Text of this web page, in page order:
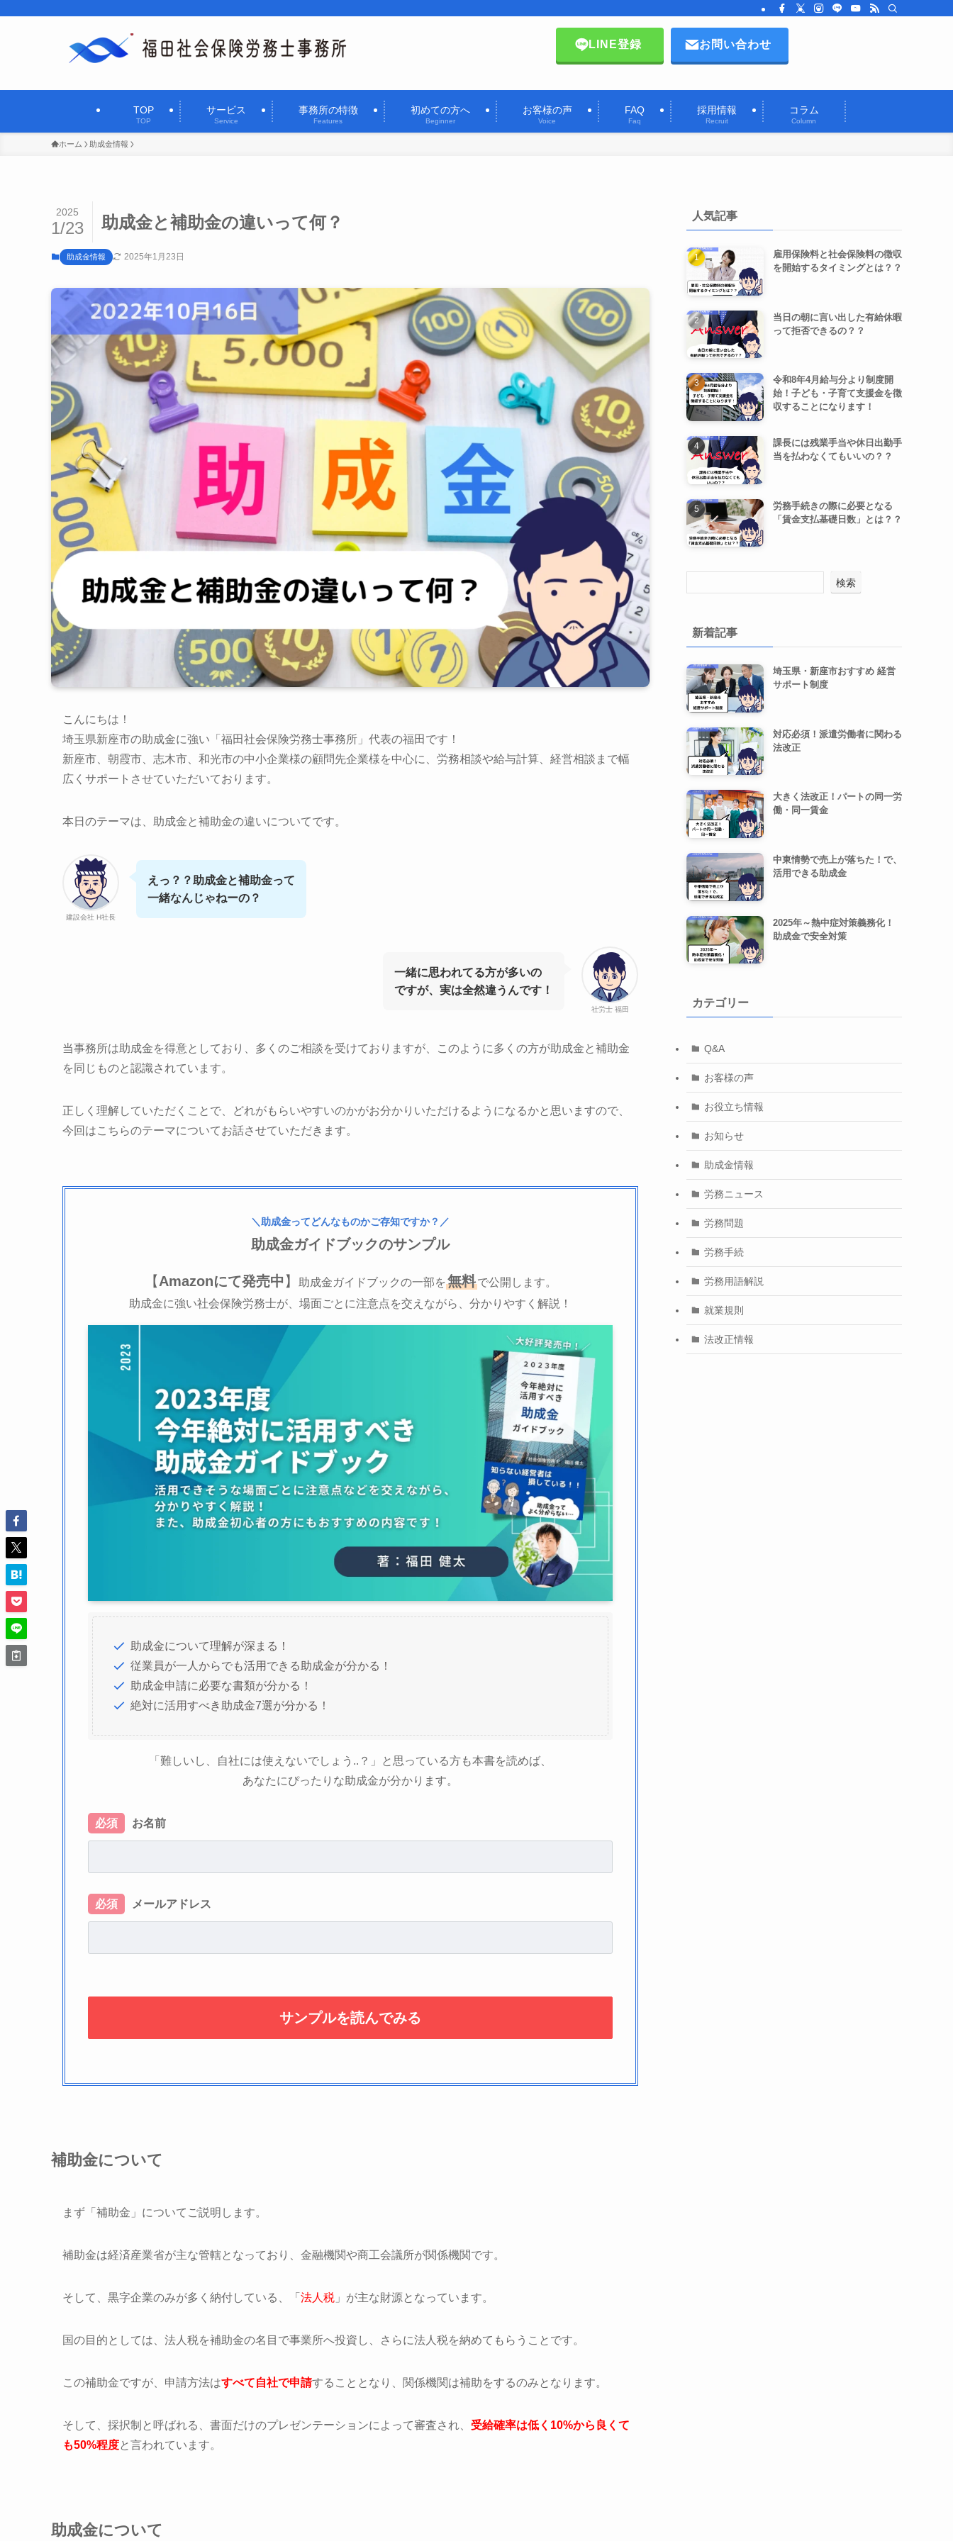
TOP
TOP
サービス
Service
事務所の特徴
Features
初めての方へ
Beginner
お客様の声
Voice
FAQ
Faq
採用情報
Recruit
コラム
Column
LINE登録 お問い合わせ
ホーム 助成金情報
助成金と補助金の違いって何？
2025
1/23
助成金情報 2025年1月23日
こんにちは！
埼玉県新座市の助成金に強い「福田社会保険労務士事務所」代表の福田です！
新座市、朝霞市、志木市、和光市の中小企業様の顧問先企業様を中心に、労務相談や給与計算、経営相談まで幅
広くサポートさせていただいております。
本日のテーマは、助成金と補助金の違いについてです。
建設会社 H社長
えっ？？助成金と補助金って
一緒なんじゃねーの？
社労士 福田
一緒に思われてる方が多いの
ですが、実は全然違うんです！
当事務所は助成金を得意としており、多くのご相談を受けておりますが、このように多くの方が助成金と補助金
を同じものと認識されています。
正しく理解していただくことで、どれがもらいやすいのかがお分かりいただけるようになるかと思いますので、
今回はこちらのテーマについてお話させていただきます。
＼助成金ってどんなものかご存知ですか？／
助成金ガイドブックのサンプル
【Amazonにて発売中 】 助成金ガイドブックの一部を 無料で公開します。
助成金に強い社会保険労務士が、場面ごとに注意点を交えながら、分かりやすく解説！
助成金について理解が深まる！
従業員が一人からでも活用できる助成金が分かる！
助成金申請に必要な書類が分かる！
絶対に活用すべき助成金7選が分かる！
「難しいし、自社には使えないでしょう..？」と思っている方も本書を読めば、
あなたにぴったりな助成金が分かります。
必須 お名前
必須 メールアドレス
補助金について
まず「補助金」についてご説明します。
補助金は経済産業省が主な管轄となっており、金融機関や商工会議所が関係機関です。
そして、黒字企業のみが多く納付している、「 法人税 」が主な財源となっています。
国の目的としては、法人税を補助金の名目で事業所へ投資し、さらに法人税を納めてもらうことです。
この補助金ですが、申請方法はすべて自社で申請することとなり、関係機関は補助をするのみとなります。
そして、採択制と呼ばれる、書面だけのプレゼンテーションによって審査され、 受給確率は低く10%から良くて
も50%程度と言われています。
助成金について
人気記事
雇用保険料と社会保険料の徴収
を開始するタイミングとは？？
当日の朝に言い出した有給休暇
って拒否できるの？？
令和8年4月給与分より制度開
始！子ども・子育て支援金を徴
収することになります！
課長には残業手当や休日出勤手
当を払わなくてもいいの？？
労務手続きの際に必要となる
「賃金支払基礎日数」とは？？
検索
新着記事
埼玉県・新座市おすすめ 経営
サポート制度
対応必須！派遣労働者に関わる
法改正
大きく法改正！パートの同一労
働・同一賃金
中東情勢で売上が落ちた！で、
活用できる助成金
2025年～熱中症対策義務化！
助成金で安全対策
カテゴリー
Q&A
お客様の声
お役立ち情報
お知らせ
助成金情報
労務ニュース
労務問題
労務手続
労務用語解説
就業規則
法改正情報